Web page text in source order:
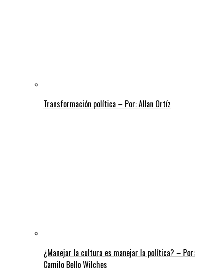
Transformación política – Por: Allan Ortíz
¿Manejar la cultura es manejar la política? – Por:
Camilo Bello Wilches